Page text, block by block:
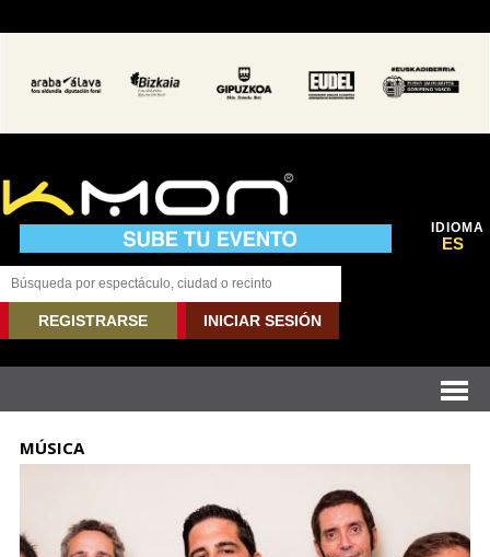
IDIOMA
ES
REGISTRARSE INICIAR SESIÓN
MÚSICA